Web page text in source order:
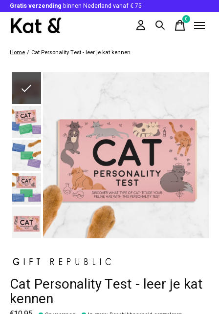
Gratis verzending binnen Nederland vanaf € 75
0items
Home / Cat Personality Test - leer je kat kennen
Cat Personality Test - leer je kat
kennen